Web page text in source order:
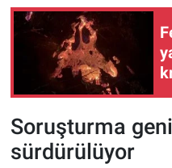
Soruşturma
sürdürülüyor